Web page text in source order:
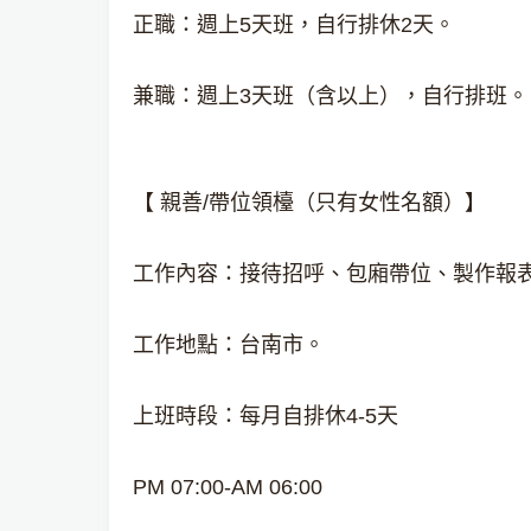
正職：週上5天班，自行排休2天。
兼職：週上3天班（含以上），自行排班。
【 親善/帶位領檯（只有女性名額）】
工作內容：接待招呼、包廂帶位、製作報
工作地點：台南市。
上班時段：每月自排休4-5天
PM 07:00-AM 06:00